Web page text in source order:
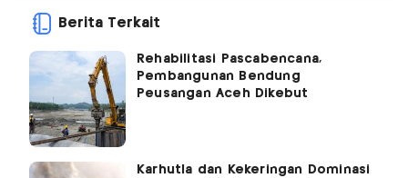
Berita Terkait
Rehabilitasi Pascabencana,
Pembangunan Bendung
Peusangan Aceh Dikebut
Karhutla dan Kekeringan Dominasi